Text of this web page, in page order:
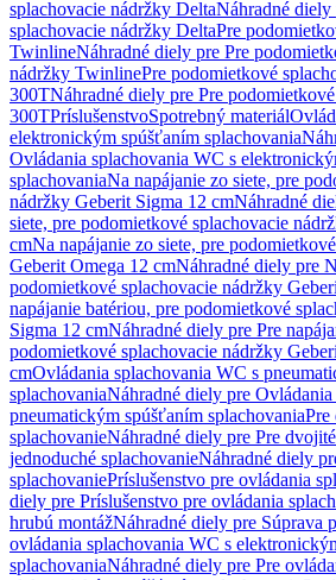
splachovacie nádržky DeltaNáhradné diely
splachovacie nádržky DeltaPre
TwinlineNáhradné diely pre Pre
nádržky TwinlinePre podomietkové
300TNáhradné diely pre Pre
300TPríslušenstvoSpotrebný materiál
elektronickým spúšťaním splachovania
Ovládania splachovania WC s
splachovaniaNa napájanie zo siete, pre
nádržky Geberit Sigma 12 cmNáhradné
siete, pre podomietkové splachovacie
cmNa napájanie zo siete, pre
Geberit Omega 12 cmNáhradné diely pre
podomietkové splachovacie nádržky
napájanie batériou, pre podomietkové
Sigma 12 cmNáhradné diely pre Pre
podomietkové splachovacie nádržky
cmOvládania splachovania WC s
splachovaniaNáhradné diely pre
pneumatickým spúšťaním splachovaniaPre
splachovanieNáhradné diely pre Pre
jednoduché splachovanieNáhradné diely
splachovaniePríslušenstvo pre ovládania
diely pre Príslušenstvo pre ovládania
hrubú montážNáhradné diely pre Súprava
ovládania splachovania WC s
splachovaniaNáhradné diely pre Pre